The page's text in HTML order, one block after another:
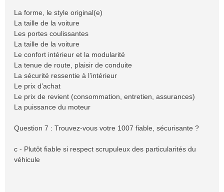
La forme, le style original(e)
La taille de la voiture
Les portes coulissantes
La taille de la voiture
Le confort intérieur et la modularité
La tenue de route, plaisir de conduite
La sécurité ressentie à l’intérieur
Le prix d’achat
Le prix de revient (consommation, entretien, assurances)
La puissance du moteur
Question 7 : Trouvez-vous votre 1007 fiable, sécurisante ?
c - Plutôt fiable si respect scrupuleux des particularités du
véhicule